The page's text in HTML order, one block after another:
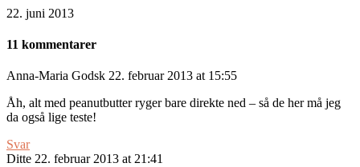
22. juni 2013
11 kommentarer
Anna-Maria Godsk 22. februar 2013 at 15:55
Åh, alt med peanutbutter ryger bare direkte ned – så de her må jeg
da også lige teste!
Svar
Ditte 22. februar 2013 at 21:41